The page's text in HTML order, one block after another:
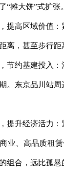
“摊大饼”式扩
提高区域价值
离，甚至步行
节约基建投入
。东京品川站
提升经济活力
业、高品质租
组合，远比孤